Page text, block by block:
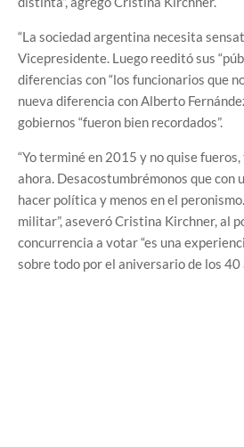
“La sociedad argentina necesita
Vicepresidente. Luego reeditó sus
diferencias con “los funcionarios que
nueva diferencia con Alberto
gobiernos “fueron bien recordados”.
“Yo terminé en 2015 y no quise
ahora. Desacostumbrémonos que con
hacer política y menos en el
militar”, aseveró Cristina Kirchner, al
concurrencia a votar “es una
sobre todo por el aniversario de los 40